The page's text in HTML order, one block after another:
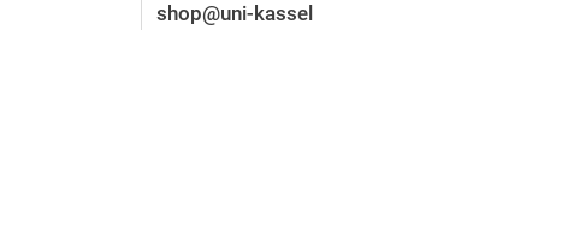
shop@uni-kassel